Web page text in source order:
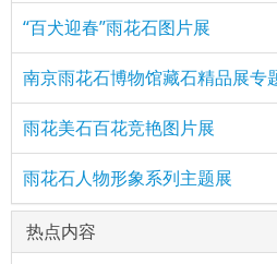
“百犬迎春”雨花石图片展
南京雨花石博物馆藏石精品展专
雨花美石百花竞艳图片展
雨花石人物形象系列主题展
热点内容